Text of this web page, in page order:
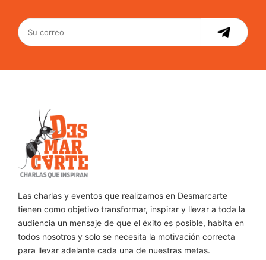
Las charlas y eventos que realizamos en Desmarcarte
tienen como objetivo transformar, inspirar y llevar a toda la
audiencia un mensaje de que el éxito es posible, habita en
todos nosotros y solo se necesita la motivación correcta
para llevar adelante cada una de nuestras metas.